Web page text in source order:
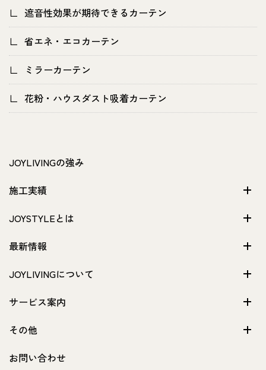
遮音性効果が期待できるカーテン
省エネ・エコカーテン
ミラーカーテン
花粉・ハウスダスト吸着カーテン
JOYLIVINGの強み
施工実績
JOYSTYLEとは
最新情報
JOYLIVINGについて
サービス案内
その他
お問い合わせ